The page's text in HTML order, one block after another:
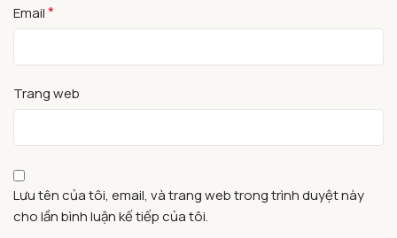
Email*
Trang web
Lưu tên của tôi, email, và trang web trong trình duyệt này
cho lần bình luận kế tiếp của tôi.